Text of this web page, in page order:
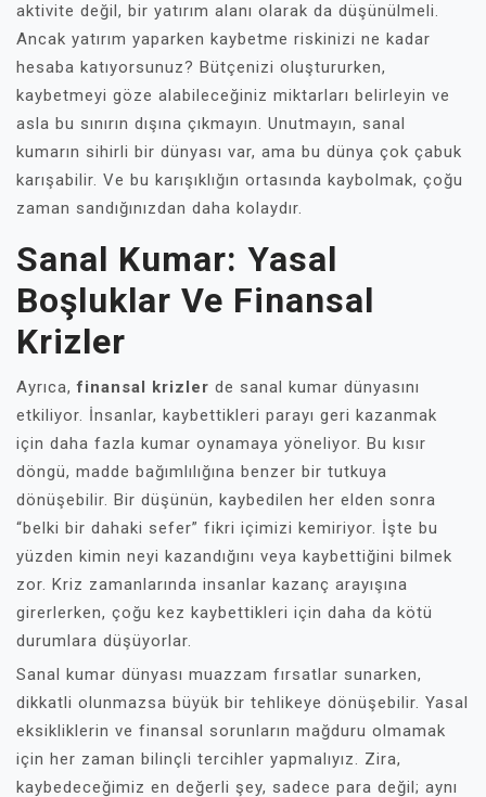
aktivite değil, bir yatırım alanı olarak da düşünülmeli.
Ancak yatırım yaparken kaybetme riskinizi ne kadar
hesaba katıyorsunuz? Bütçenizi oluştururken,
kaybetmeyi göze alabileceğiniz miktarları belirleyin ve
asla bu sınırın dışına çıkmayın. Unutmayın, sanal
kumarın sihirli bir dünyası var, ama bu dünya çok çabuk
karışabilir. Ve bu karışıklığın ortasında kaybolmak, çoğu
zaman sandığınızdan daha kolaydır.
Sanal Kumar: Yasal
Boşluklar Ve Finansal
Krizler
Ayrıca,finansal krizler de sanal kumar dünyasını
etkiliyor. İnsanlar, kaybettikleri parayı geri kazanmak
için daha fazla kumar oynamaya yöneliyor. Bu kısır
döngü, madde bağımlılığına benzer bir tutkuya
dönüşebilir. Bir düşünün, kaybedilen her elden sonra
“belki bir dahaki sefer” fikri içimizi kemiriyor. İşte bu
yüzden kimin neyi kazandığını veya kaybettiğini bilmek
zor. Kriz zamanlarında insanlar kazanç arayışına
girerlerken, çoğu kez kaybettikleri için daha da kötü
durumlara düşüyorlar.
Sanal kumar dünyası muazzam fırsatlar sunarken,
dikkatli olunmazsa büyük bir tehlikeye dönüşebilir. Yasal
eksikliklerin ve finansal sorunların mağduru olmamak
için her zaman bilinçli tercihler yapmalıyız. Zira,
kaybedeceğimiz en değerli şey, sadece para değil; aynı